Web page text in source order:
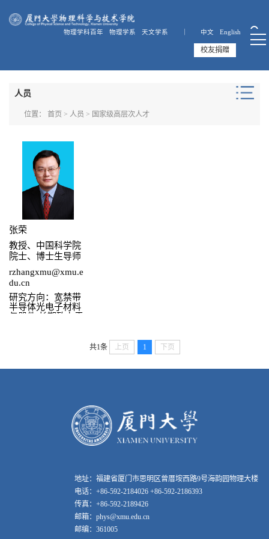
物理学科百年 物理学系 天文学系 ｜ 中文 English
校友捐赠
人员
位置： 首页 > 人员 > 国家级高层次人才
张荣
教授、中国科学院
院士、博士生导师
rzhangxmu@xmu.e
du.cn
研究方向：宽禁带
半导体光电子材料
与器件 长期致力于
题。在解决基础物
理问题、攻克材料
拓高灵敏空天日盲
紫外探测成像等重
要应用领域，取得
了系统性、创造性
成就，产生重大社
会经济效益。 工作
共1条 上页 1 下页
地址：福建省厦门市思明区曾厝垵西路9号海韵园物理大楼
电话：+86-592-2184026 +86-592-2186393
传真：+86-592-2189426
邮箱：phys@xmu.edu.cn
邮编：361005